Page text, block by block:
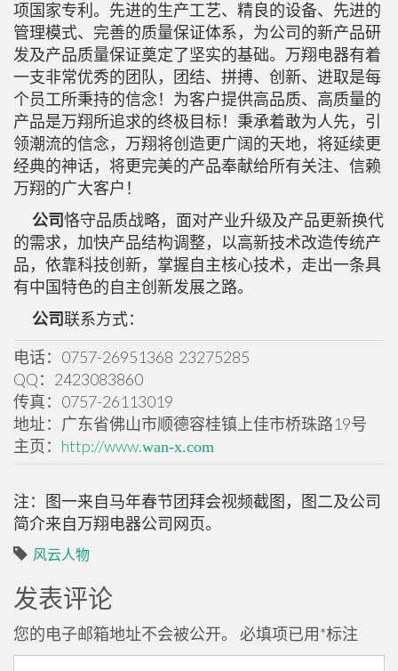
项国家专利。先进的生产工艺、精良的设备、先进的
管理模式、完善的质量保证体系，为公司的新产品研
发及产品质量保证奠定了坚实的基础。万翔电器有着
一支非常优秀的团队，团结、拼搏、创新、进取是每
个员工所秉持的信念！为客户提供高品质、高质量的
产品是万翔所追求的终极目标！秉承着敢为人先，引
领潮流的信念，万翔将创造更广阔的天地，将延续更
经典的神话，将更完美的产品奉献给所有关注、信赖
万翔的广大客户！
公司恪守品质战略，面对产业升级及产品更新换代
的需求，加快产品结构调整，以高新技术改造传统产
品，依靠科技创新，掌握自主核心技术，走出一条具
有中国特色的自主创新发展之路。
公司联系方式：
电话：0757-26951368 23275285
QQ：2423083860
传真：0757-26113019
地址：广东省佛山市顺德容桂镇上佳市桥珠路19号
主页： http://www.wan-x.com
注：图一来自马年春节团拜会视频截图，图二及公司
简介来自万翔电器公司网页。
风云人物
发表评论
您的电子邮箱地址不会被公开。 必填项已用*标注